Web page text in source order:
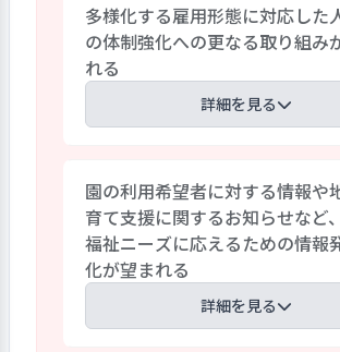
等の立ち入り可能エリアの縮小
園庭門に行事や日々の保育の様
入りで記した掲示板を作成した
護者の意見を募る以心伝心ボック
置するなどして保護者とのコミ
保護者とも共有すべき園内での安
る心構えや子どもたちの制作物
護者の立ち入れない園内廊下等
れていた。感染症対策等による
動線を踏まえた情報の掲示や新
の採用など、保護者に対するより
報発信への工夫が期待される。
多様化する雇用形態に対応した
の体制強化への更なる取り組み
れる
詳細を見る
異動者に対する受け入れ態勢の
や園のキャリアパス、各種研修
て、正規職員のスキルアップの環
ている。一方で、勤務時間や雇
なる非常勤職員に対しても園長と
な個人面談や会議を通じて園運
園の利用希望者に対する情報や
育て支援に関するお知らせなど
福祉ニーズに応えるための情報
化が望まれる
詳細を見る